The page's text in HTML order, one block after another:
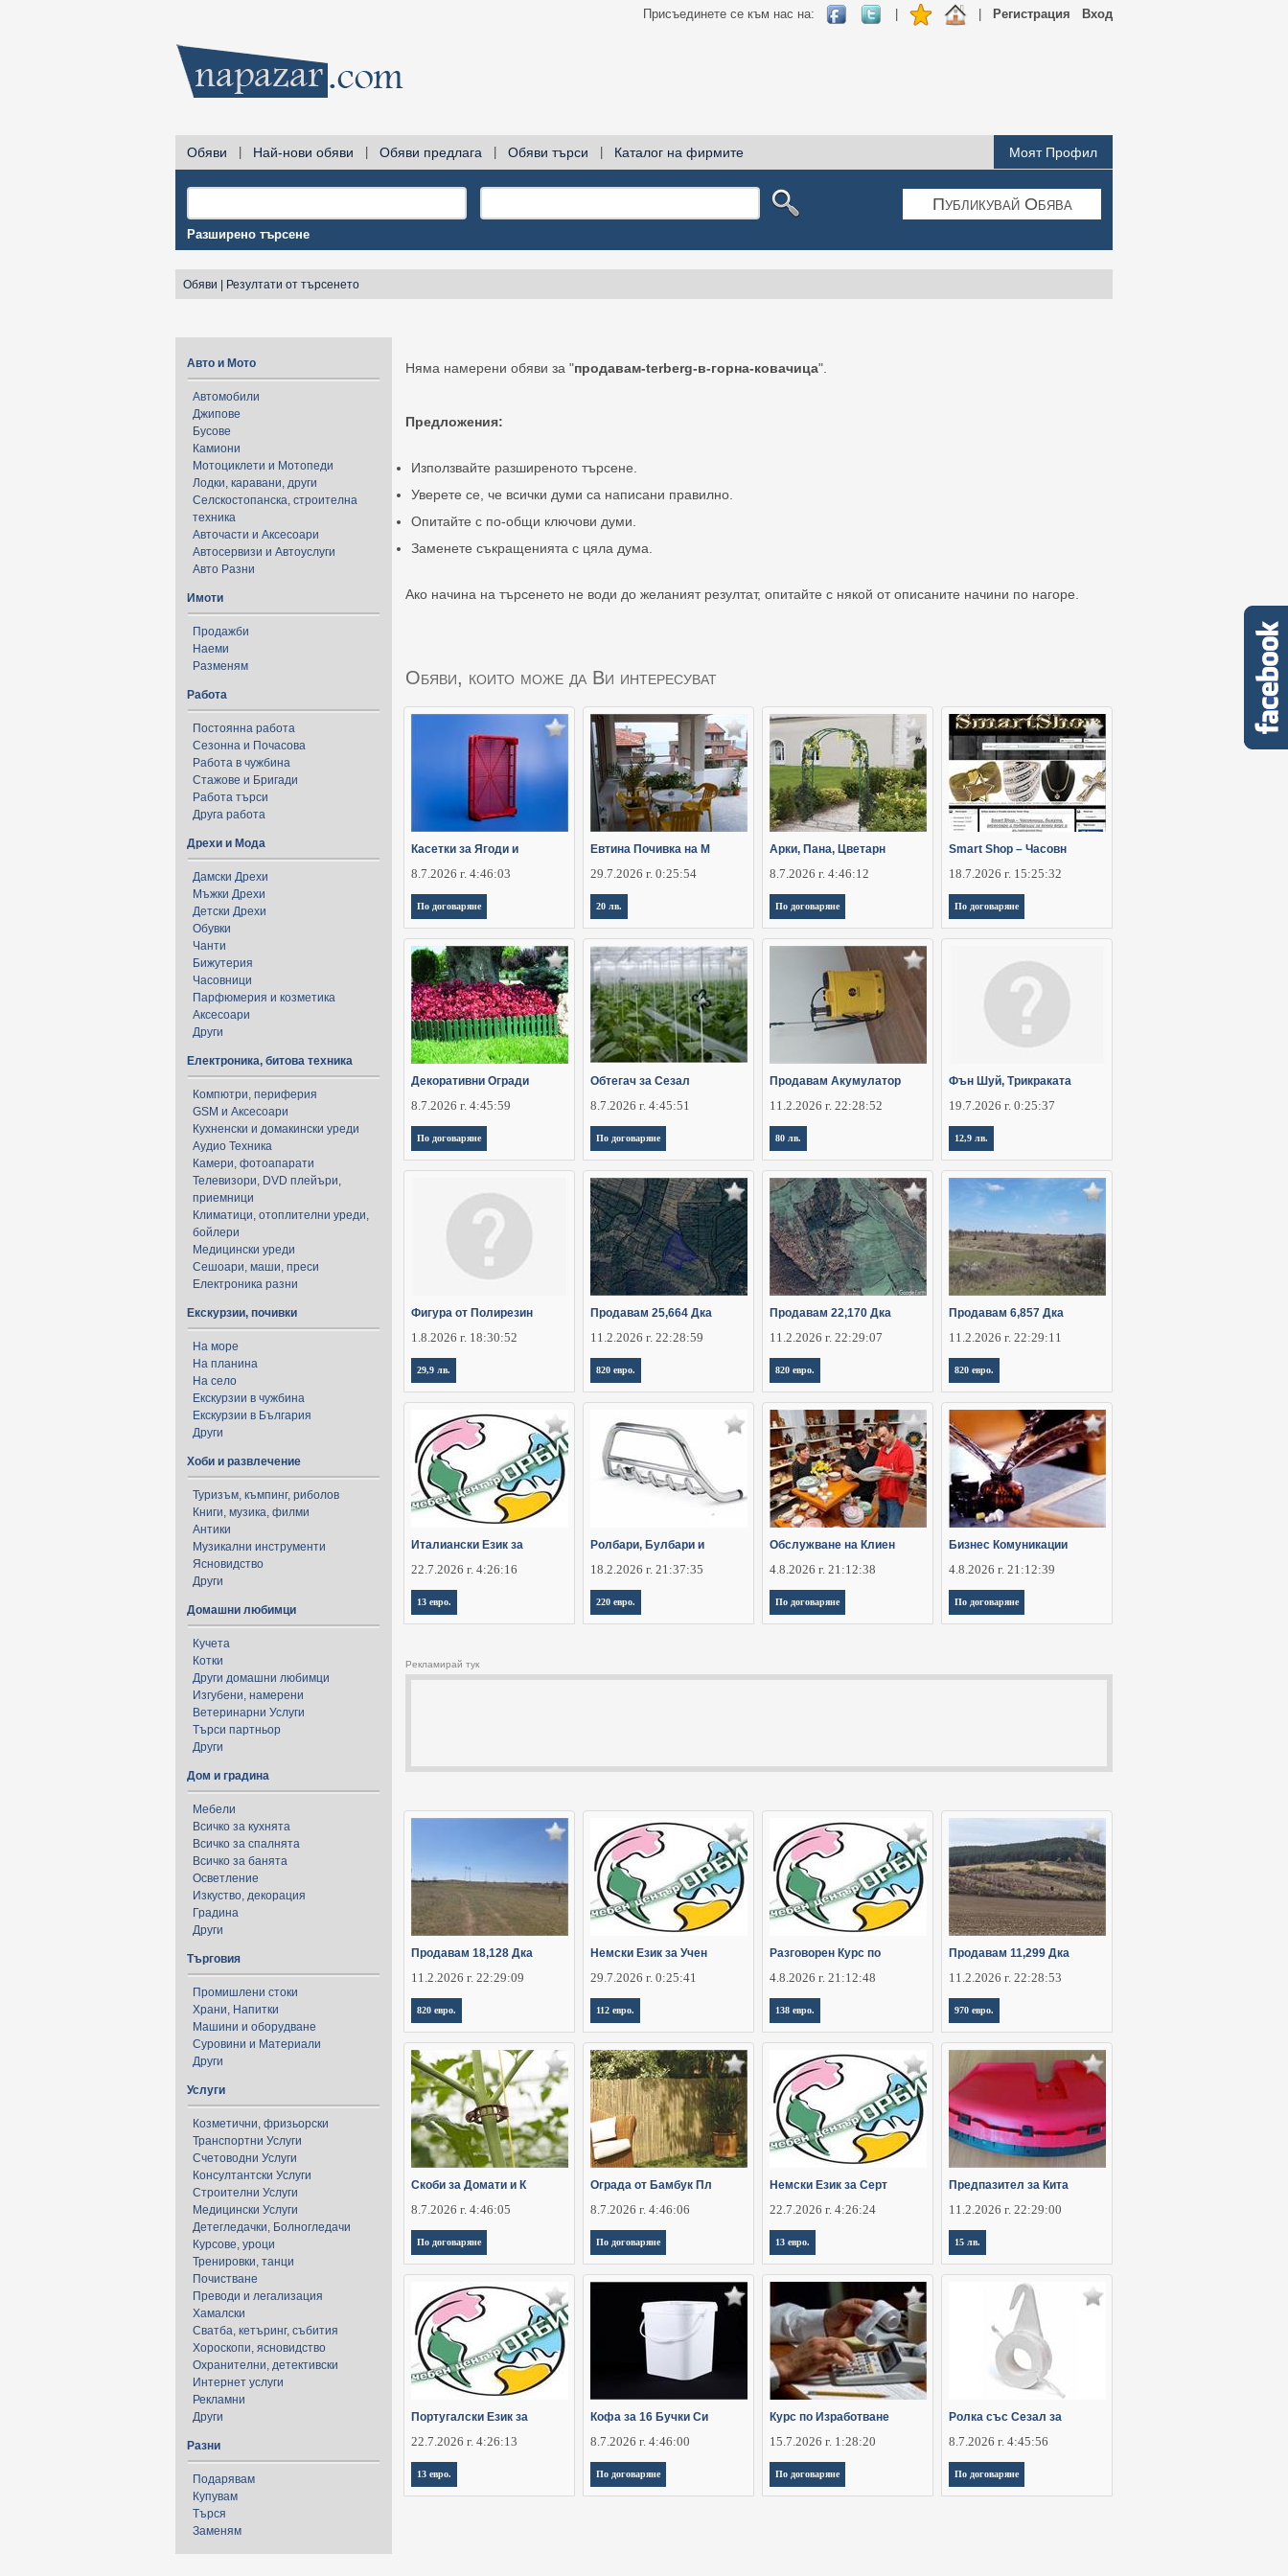
Вход
Регистрация
Присъединете се към нас на:
Обяви Най-нови обяви Обяви предлага Обяви търси Каталог на фирмите Моят Профил
Публикувай Обява
Разширено търсене
Обяви Резултати от търсенето
Авто и Мото
Автомобили
Джипове
Бусове
Камиони
Мотоциклети и Мотопеди
Лодки, каравани, други
Селскостопанска, строителна
техника
Авточасти и Аксесоари
Автосервизи и Автоуслуги
Авто Разни
Имоти
Продажби
Наеми
Разменям
Работа
Постоянна работа
Сезонна и Почасова
Работа в чужбина
Стажове и Бригади
Работа търси
Друга работа
Дрехи и Мода
Дамски Дрехи
Мъжки Дрехи
Детски Дрехи
Обувки
Чанти
Бижутерия
Часовници
Парфюмерия и козметика
Аксесоари
Други
Електроника, битова техника
Компютри, периферия
GSM и Аксесоари
Кухненски и домакински уреди
Аудио Техника
Камери, фотоапарати
Телевизори, DVD плейъри,
приемници
Климатици, отоплителни уреди,
бойлери
Медицински уреди
Сешоари, маши, преси
Електроника разни
Екскурзии, почивки
На море
На планина
На село
Екскурзии в чужбина
Екскурзии в България
Други
Хоби и развлечение
Туризъм, къмпинг, риболов
Книги, музика, филми
Антики
Музикални инструменти
Ясновидство
Други
Домашни любимци
Кучета
Котки
Други домашни любимци
Изгубени, намерени
Ветеринарни Услуги
Търси партньор
Други
Дом и градина
Мебели
Всичко за кухнята
Всичко за спалнята
Всичко за банята
Осветление
Изкуство, декорация
Градина
Други
Търговия
Промишлени стоки
Храни, Напитки
Машини и оборудване
Суровини и Материали
Други
Услуги
Козметични, фризьорски
Транспортни Услуги
Счетоводни Услуги
Консултантски Услуги
Строителни Услуги
Медицински Услуги
Детегледачки, Болногледачи
Курсове, уроци
Тренировки, танци
Почистване
Преводи и легализация
Хамалски
Сватба, кетъринг, събития
Хороскопи, ясновидство
Охранителни, детективски
Интернет услуги
Рекламни
Други
Разни
Подарявам
Купувам
Търся
Заменям
Няма намерени обяви за "продавам-terberg-в-горна-ковачица".
Предложения:
Използвайте разширеното търсене.
Уверете се, че всички думи са написани правилно.
Опитайте с по-общи ключови думи.
Заменете съкращенията с цяла дума.
Ако начина на търсенето не води до желаният резултат, опитайте с някой от описаните начини по нагоре.
Обяви, които може да Ви интересуват
Касетки за Ягоди и
8.7.2026 г. 4:46:03
По договаряне
Евтина Почивка на М
29.7.2026 г. 0:25:54
20 лв.
Арки, Пана, Цветарн
8.7.2026 г. 4:46:12
По договаряне
Smart Shop – Часовн
18.7.2026 г. 15:25:32
По договаряне
Декоративни Огради
8.7.2026 г. 4:45:59
По договаряне
Обтегач за Сезал
8.7.2026 г. 4:45:51
По договаряне
Продавам Акумулатор
11.2.2026 г. 22:28:52
80 лв.
Фън Шуй, Трикраката
19.7.2026 г. 0:25:37
12,9 лв.
Фигура от Полирезин
1.8.2026 г. 18:30:52
29,9 лв.
Продавам 25,664 Дка
11.2.2026 г. 22:28:59
820 евро.
Продавам 22,170 Дка
11.2.2026 г. 22:29:07
820 евро.
Продавам 6,857 Дка
11.2.2026 г. 22:29:11
820 евро.
Италиански Език за
22.7.2026 г. 4:26:16
13 евро.
Ролбари, Булбари и
18.2.2026 г. 21:37:35
220 евро.
Обслужване на Клиен
4.8.2026 г. 21:12:38
По договаряне
Бизнес Комуникации
4.8.2026 г. 21:12:39
По договаряне
Рекламирай тук
Продавам 18,128 Дка
11.2.2026 г. 22:29:09
820 евро.
Немски Език за Учен
29.7.2026 г. 0:25:41
112 евро.
Разговорен Курс по
4.8.2026 г. 21:12:48
138 евро.
Продавам 11,299 Дка
11.2.2026 г. 22:28:53
970 евро.
Скоби за Домати и К
8.7.2026 г. 4:46:05
По договаряне
Ограда от Бамбук Пл
8.7.2026 г. 4:46:06
По договаряне
Немски Език за Серт
22.7.2026 г. 4:26:24
13 евро.
Предпазител за Кита
11.2.2026 г. 22:29:00
15 лв.
Португалски Език за
22.7.2026 г. 4:26:13
13 евро.
Кофа за 16 Бучки Си
8.7.2026 г. 4:46:00
По договаряне
Курс по Изработване
15.7.2026 г. 1:28:20
По договаряне
Ролка със Сезал за
8.7.2026 г. 4:45:56
По договаряне